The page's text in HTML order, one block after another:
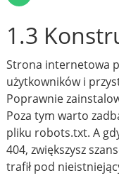
1.3
Strona internetowa
użytkowników i
Poprawnie
Poza tym warto
pliku robots.txt. A
404, zwiększysz
trafił pod